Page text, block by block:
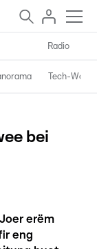
Radio
Tech-World
bei
erëm
eng